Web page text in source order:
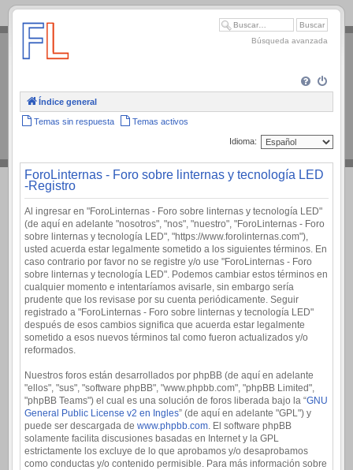
.
Búsqueda avanzada
Índice general
Temas sin respuesta Temas activos
Idioma:
ForoLinternas - Foro sobre linternas y tecnología LED
-Registro
Al ingresar en "ForoLinternas - Foro sobre linternas y tecnología LED"
(de aquí en adelante "nosotros", "nos", "nuestro", "ForoLinternas - Foro
sobre linternas y tecnología LED", "https://www.forolinternas.com"),
usted acuerda estar legalmente sometido a los siguientes términos. En
caso contrario por favor no se registre y/o use "ForoLinternas - Foro
sobre linternas y tecnología LED". Podemos cambiar estos términos en
cualquier momento e intentaríamos avisarle, sin embargo sería
prudente que los revisase por su cuenta periódicamente. Seguir
registrado a "ForoLinternas - Foro sobre linternas y tecnología LED"
después de esos cambios significa que acuerda estar legalmente
sometido a esos nuevos términos tal como fueron actualizados y/o
reformados.
Nuestros foros están desarrollados por phpBB (de aquí en adelante
"ellos", "sus", "software phpBB", "www.phpbb.com", "phpBB Limited",
"phpBB Teams") el cual es una solución de foros liberada bajo la “GNU
General Public License v2 en Ingles” (de aquí en adelante "GPL") y
puede ser descargada de www.phpbb.com . El software phpBB
solamente facilita discusiones basadas en Internet y la GPL
estrictamente los excluye de lo que aprobamos y/o desaprobamos
como conductas y/o contenido permisible. Para más información sobre